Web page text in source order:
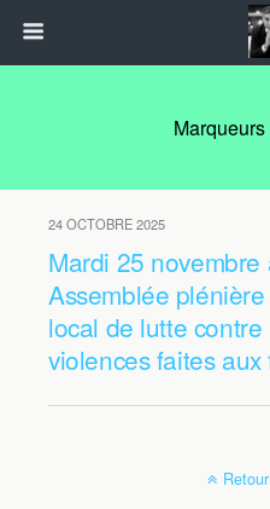
24 OCTOBRE 2025
Mardi 25 novembre
Assemblée
local de lutte contre
violences faites aux